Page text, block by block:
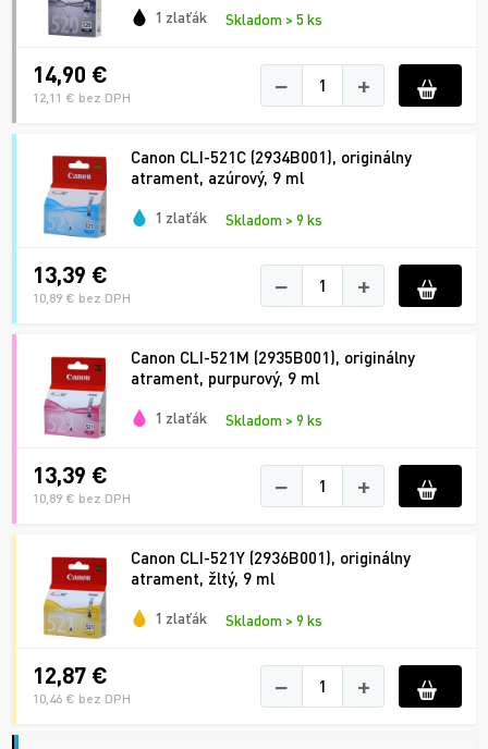
1 zlaťák Skladom > 5 ks
14,90 €
12,11 € bez DPH − +
Canon CLI-521C (2934B001), originálny
atrament, azúrový, 9 ml
1 zlaťák Skladom > 9 ks
13,39 €
10,89 € bez DPH − +
Canon CLI-521M (2935B001), originálny
atrament, purpurový, 9 ml
1 zlaťák Skladom > 9 ks
13,39 €
10,89 € bez DPH − +
Canon CLI-521Y (2936B001), originálny
atrament, žltý, 9 ml
1 zlaťák Skladom > 9 ks
12,87 €
10,46 € bez DPH − +